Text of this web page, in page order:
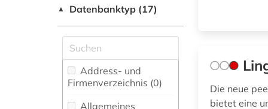
Vermessungswesen (0)
Biologie,
Biotechnologie (0)
Buch- und
englisch (2)
fid finnisch-
ugrische/uralische
sprachen (12)
▲ Datenbanktyp (17)
Address- und
Firmenverzeichnis (0)
Allgemeines
Die neue
bietet eine